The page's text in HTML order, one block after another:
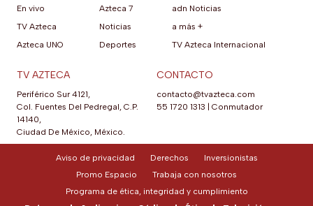
En vivo
TV Azteca
Azteca UNO
Azteca 7
Noticias
Deportes
adn Noticias
a más +
TV Azteca Internacional
TV AZTECA
Periférico Sur 4121,
Col. Fuentes Del Pedregal, C.P.
14140,
Ciudad De México, México.
CONTACTO
contacto@tvazteca.com
55 1720 1313
Conmutador
Aviso de privacidad Derechos
Inversionistas
Promo Espacio
Trabaja con nosotros
Programa de ética, integridad y cumplimiento